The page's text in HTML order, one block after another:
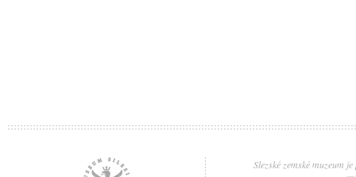
Slezské zemské muzeum